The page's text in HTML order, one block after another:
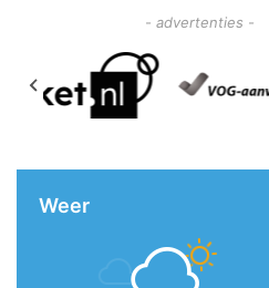
- advertenties -
Weer